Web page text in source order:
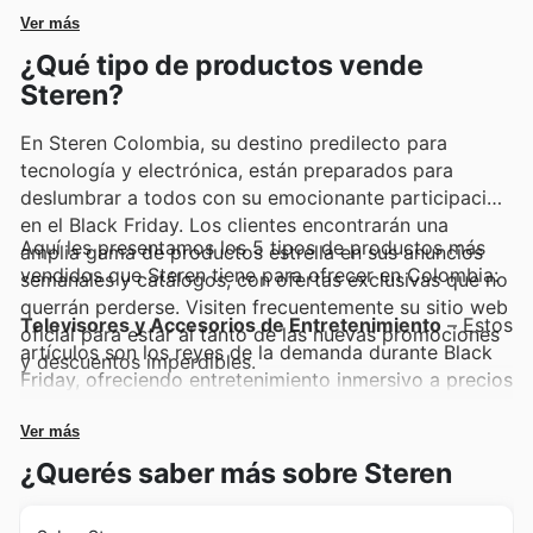
Ver más
¿Qué tipo de productos vende
Steren?
En Steren Colombia, su destino predilecto para
tecnología y electrónica, están preparados para
deslumbrar a todos con su emocionante participación
en el Black Friday. Los clientes encontrarán una
amplia gama de productos estrella en sus anuncios
semanales y catálogos, con ofertas exclusivas que no
querrán perderse. Visiten frecuentemente su sitio web
oficial para estar al tanto de las nuevas promociones
y descuentos imperdibles.
Aquí les presentamos los 5 tipos de productos más
vendidos que Steren tiene para ofrecer en Colombia:
Televisores y Accesorios de Entretenimiento– Estos
artículos son los reyes de la demanda durante Black
Friday, ofreciendo entretenimiento inmersivo a precios
sus accesorios complementarios se encuentran
destacados en las Steren weekly ads, asegurando que
encuentren la mejor tecnología para su hogar con las
Ver más
¿Querés saber más sobre Steren